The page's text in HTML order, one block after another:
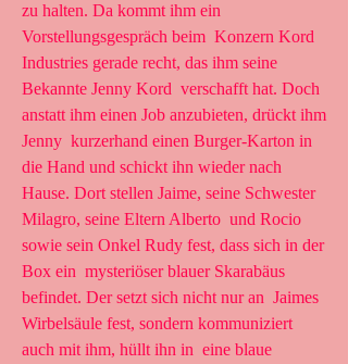
zu halten. Da kommt ihm ein
Vorstellungsgespräch beim  Konzern Kord
Industries gerade recht, das ihm seine
Bekannte Jenny Kord  verschafft hat. Doch
anstatt ihm einen Job anzubieten, drückt ihm
Jenny  kurzerhand einen Burger-Karton in
die Hand und schickt ihn wieder nach
Hause. Dort stellen Jaime, seine Schwester
Milagro, seine Eltern Alberto  und Rocio
sowie sein Onkel Rudy fest, dass sich in der
Box ein  mysteriöser blauer Skarabäus
befindet. Der setzt sich nicht nur an  Jaimes
Wirbelsäule fest, sondern kommuniziert
auch mit ihm, hüllt ihn in  eine blaue